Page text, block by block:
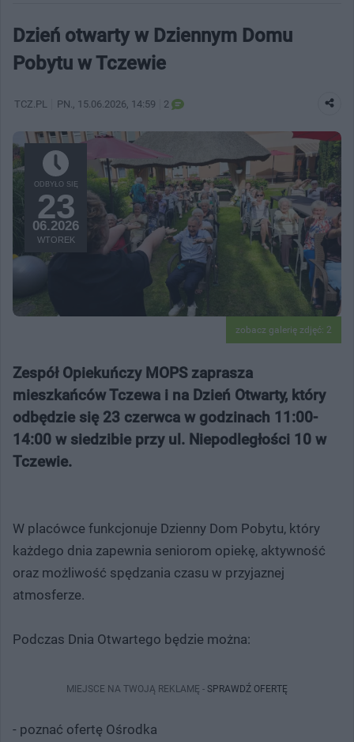
Dzień otwarty w Dziennym Domu
Pobytu w Tczewie
TCZ.PL PN. , 15.06.2026, 14:59 2
ODBYŁO SIĘ
23
06.2026
WTOREK
zobacz galerię zdjęć: 2
Zespół Opiekuńczy MOPS zaprasza
mieszkańców Tczewa i na Dzień Otwarty, który
odbędzie się 23 czerwca w godzinach 11:00-
14:00 w siedzibie przy ul. Niepodległości 10 w
Tczewie.
W placówce funkcjonuje Dzienny Dom Pobytu, który
każdego dnia zapewnia seniorom opiekę, aktywność
oraz możliwość spędzania czasu w przyjaznej
atmosferze.
Podczas Dnia Otwartego będzie można:
MIEJSCE NA TWOJĄ REKLAMĘ - SPRAWDŹ OFERTĘ
- poznać ofertę Ośrodka